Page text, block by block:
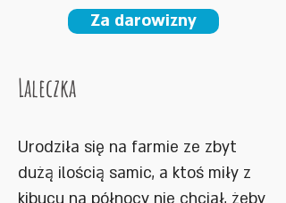
Za darowizny
Laleczka
Urodziła się na farmie ze zbyt
dużą ilością samic, a ktoś miły z